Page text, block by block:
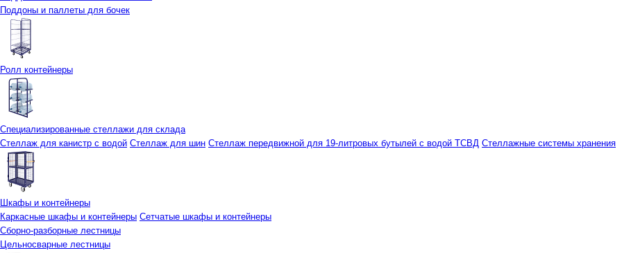
Поддоны и паллеты для бочек
Ролл контейнеры
Специализированные стеллажи для склада
Стеллаж для канистр с водой Стеллаж для шин Стеллаж передвижной для 19-литровых бутылей с водой ТСВД Стеллажные системы хранения
Шкафы и контейнеры
Каркасные шкафы и контейнеры Сетчатые шкафы и контейнеры
Сборно-разборные лестницы
Цельносварные лестницы